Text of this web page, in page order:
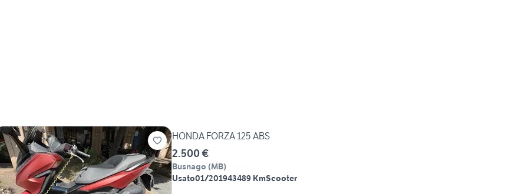
HONDA FORZA 125 ABS
2.500 €
Busnago (MB)
Usato01/201943489 KmScooter